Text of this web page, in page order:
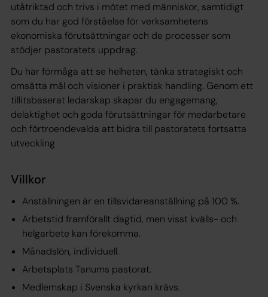
utåtriktad och trivs i mötet med människor, samtidigt
som du har god förståelse för verksamhetens
ekonomiska förutsättningar och de processer som
stödjer pastoratets uppdrag.
Du har förmåga att se helheten, tänka strategiskt och
omsätta mål och visioner i praktisk handling. Genom ett
tillitsbaserat ledarskap skapar du engagemang,
delaktighet och goda förutsättningar för medarbetare
och förtroendevalda att bidra till pastoratets fortsatta
utveckling
Villkor
Anställningen är en tillsvidareanställning på 100 %.
Arbetstid framförallt dagtid, men visst kvälls- och
helgarbete kan förekomma.
Månadslön, individuell.
Arbetsplats Tanums pastorat.
Medlemskap i Svenska kyrkan krävs.